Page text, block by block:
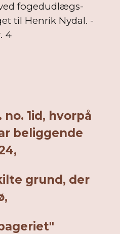
fogedudlægs-
til Henrik Nydal. -
4
1id, hvorpå
beliggende
grund, der